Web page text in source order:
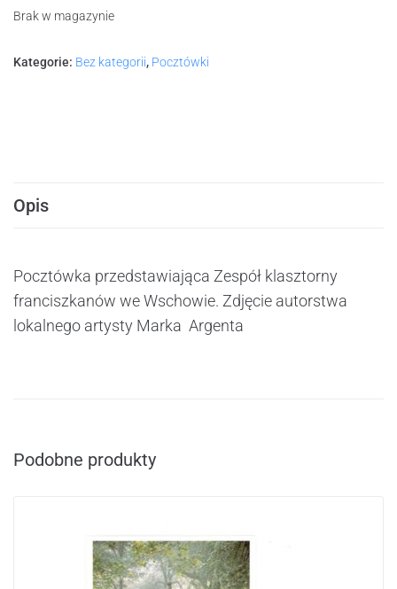
Brak w magazynie
Kategorie: Bez kategorii, Pocztówki
Opis
Pocztówka przedstawiająca Zespół klasztorny
franciszkanów we Wschowie. Zdjęcie autorstwa
lokalnego artysty Marka Argenta
Podobne produkty